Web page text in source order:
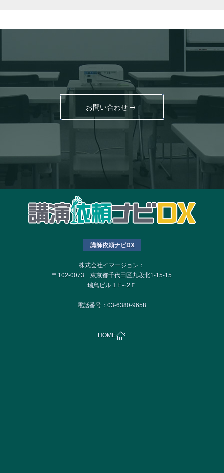
お問い合わせ
講師依頼ナビDX
株式会社イマージョン：
〒102-0073 東京都千代田区九段北1-15-15
瑞鳥ビル１F～2Ｆ
電話番号：03-6380-9658
HOME